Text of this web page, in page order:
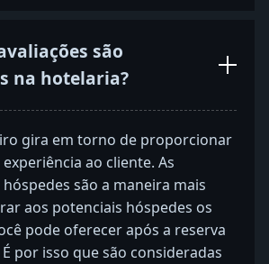
são
na hotelaria?
gira em torno de proporcionar
ao cliente. As
são a maneira mais
aos potenciais hóspedes os
pode oferecer após a reserva
por isso que são consideradas